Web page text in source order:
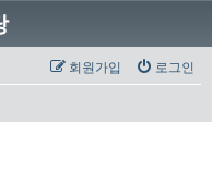
로그인
회원가입